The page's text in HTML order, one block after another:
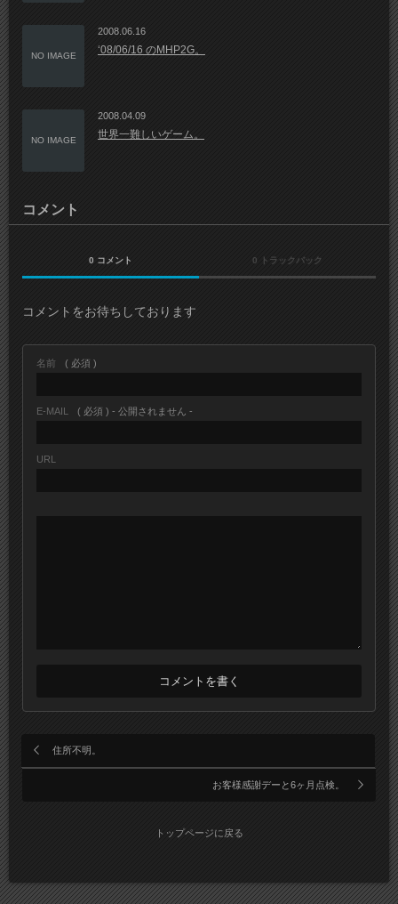
NO IMAGE
2008.06.16
‘08/06/16 のMHP2G。
NO IMAGE
2008.04.09
世界一難しいゲーム。
コメント
0 コメント 0 トラックバック
コメントをお待ちしております
名前 ( 必須 )
E-MAIL ( 必須 ) - 公開されません -
URL
住所不明。
お客様感謝デーと6ヶ月点検。
トップページに戻る